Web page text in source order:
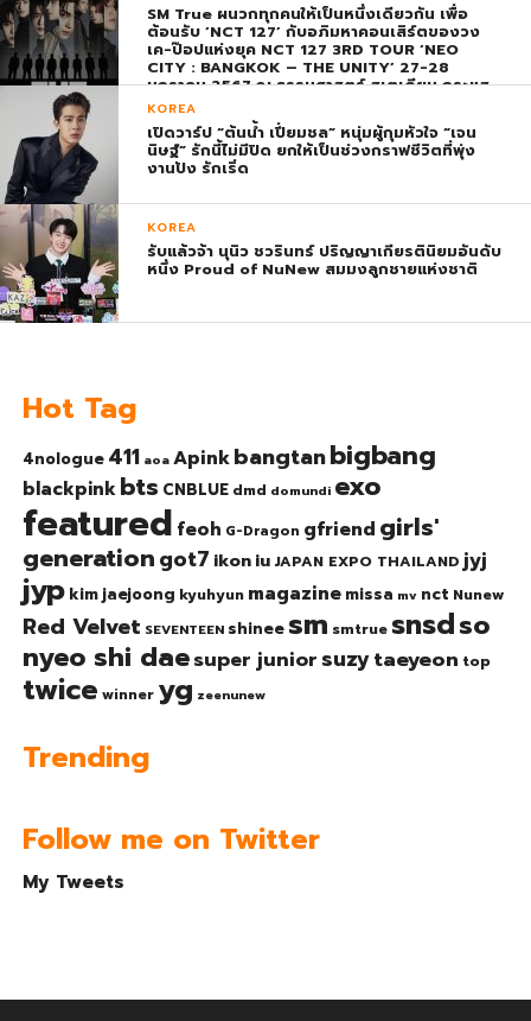
SM True ผนวกทุกคนให้เป็นหนึ่งเดียวกัน เพื่อ
ต้อนรับ ‘NCT 127’ กับอภิมหาคอนเสิร์ตของวง
เค-ป๊อปแห่งยุค NCT 127 3RD TOUR ‘NEO
CITY : BANGKOK – THE UNITY’ 27-28
มกราคม 2567 ณ ธรรมศาสตร์ สเตเดียม กระแส
ตอบรับยิ่งใหญ่สมการรอคอย บัตร SOLD OUT
ทุกที่นั่งทันทีที่เปิดจำหน่าย !
KOREA
เปิดวาร์ป “ต้นน้ำ เปี่ยมชล” หนุ่มผู้กุมหัวใจ “เจน
นิษฐ์” รักนี้ไม่มีปิด ยกให้เป็นช่วงกราฟชีวิตที่พุ่ง
งานปัง รักเริ่ด
KOREA
รับแล้วจ้า นุนิว ชวรินทร์ ปริญญาเกียรตินิยมอันดับ
หนึ่ง Proud of NuNew สมมงลูกชายแห่งชาติ
Hot Tag
4nologue 411 aoa Apinkbangtanbigbang
blackpinkbts CNBLUE dmd domundi exo
featured feoh G-Dragon gfriend girls'
generationgot7 ikoniu JAPAN EXPO THAILAND jyj
jyp kim jaejoong kyuhyun magazine missa mv nct Nunew
Red Velvet SEVENTEEN shinee sm smtrue snsdso
nyeo shi daesuper junior suzytaeyeon top
twice winner yg zeenunew
Trending
Follow me on Twitter
My Tweets